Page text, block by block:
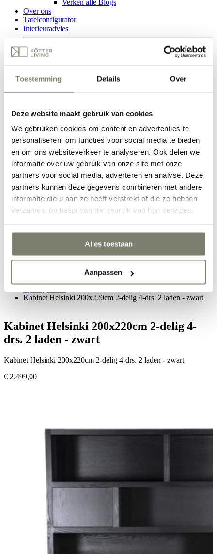
Toestemming Details Over
Deze website maakt gebruik van cookies
We gebruiken cookies om content en advertenties te
personaliseren, om functies voor social media te bieden
en om ons websiteverkeer te analyseren. Ook delen we
informatie over uw gebruik van onze site met onze
partners voor social media, adverteren en analyse. Deze
partners kunnen deze gegevens combineren met andere
informatie die u aan ze heeft verstrekt of die ze hebben
verzameld op basis van uw gebruik van hun services.
Alles toestaan
Aanpassen
Verken alle Blogs
Over ons
Tafelconfigurator
Interieuradvies
Kötter Studio
deutsch
Woonwinkel Oldenzaal
Woonwinkel Nijverdal
Transportweg 4-b
Bekijk openingstijden
Een vraag? Stuur ons een appje.
Tafelconfigurator
Interieuradvies
0
Kabinet Helsinki 200x220cm 2-delig 4-drs. 2 laden - zwart
Kabinet Helsinki 200x220cm 2-delig 4-
drs. 2 laden - zwart
Kabinet Helsinki 200x220cm 2-delig 4-drs. 2 laden - zwart
€ 2.499,00